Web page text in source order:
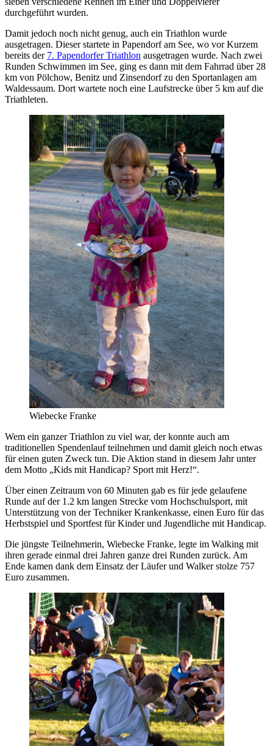
durchgeführt wurden.
Damit jedoch noch nicht genug, auch ein Triathlon wurde
ausgetragen. Dieser startete in Papendorf am See, wo vor Kurzem
bereits der 7. Papendorfer Triathlon ausgetragen wurde. Nach zwei
Runden Schwimmen im See, ging es dann mit dem Fahrrad über 28
km von Pölchow, Benitz und Zinsendorf zu den Sportanlagen am
Waldessaum. Dort wartete noch eine Laufstrecke über 5 km auf die
Triathleten.
Wiebecke Franke
Wem ein ganzer Triathlon zu viel war, der konnte auch am
traditionellen Spendenlauf teilnehmen und damit gleich noch etwas
für einen guten Zweck tun. Die Aktion stand in diesem Jahr unter
dem Motto „Kids mit Handicap? Sport mit Herz!“.
Über einen Zeitraum von 60 Minuten gab es für jede gelaufene
Runde auf der 1.2 km langen Strecke vom Hochschulsport, mit
Unterstützung von der Techniker Krankenkasse, einen Euro für das
Herbstspiel und Sportfest für Kinder und Jugendliche mit Handicap.
Die jüngste Teilnehmerin, Wiebecke Franke, legte im Walking mit
ihren gerade einmal drei Jahren ganze drei Runden zurück. Am
Ende kamen dank dem Einsatz der Läufer und Walker stolze 757
Euro zusammen.